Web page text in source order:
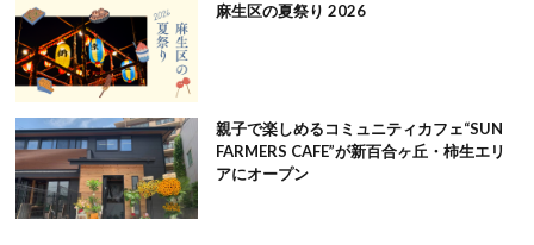
麻生区の夏祭り 2026
親子で楽しめるコミュニティカフェ“SUN
FARMERS CAFE”が新百合ヶ丘・柿生エリ
アにオープン